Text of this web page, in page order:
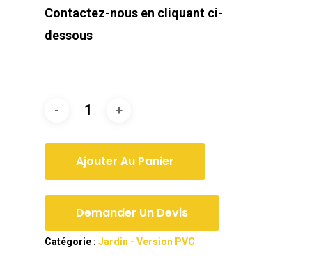
Contactez-nous en cliquant ci-
dessous
Ajouter Au Panier
Demander Un Devis
Catégorie : Jardin - Version PVC